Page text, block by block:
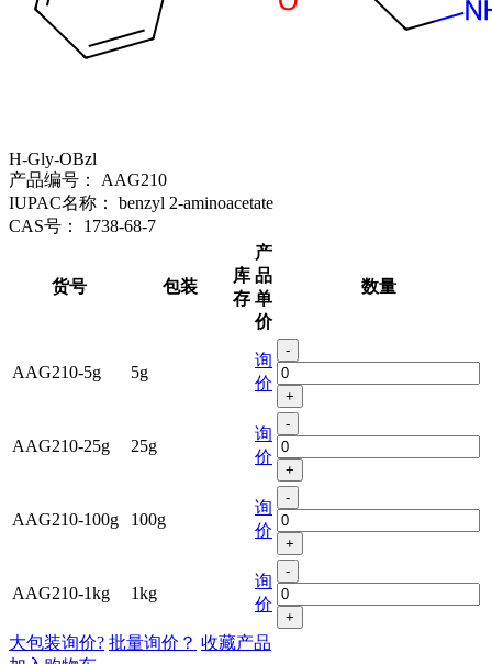
H-Gly-OBzl
产品编号：
AAG210
IUPAC名称： benzyl 2-aminoacetate
CAS号：
1738-68-7
货号 包装
库
存
产
品
单
价
数量
AAG210-5g 5g
询
价
-
+
AAG210-25g 25g
询
价
-
+
AAG210-100g 100g
询
价
-
+
AAG210-1kg 1kg
询
价
-
+
大包装询价? 批量询价？ 收藏产品